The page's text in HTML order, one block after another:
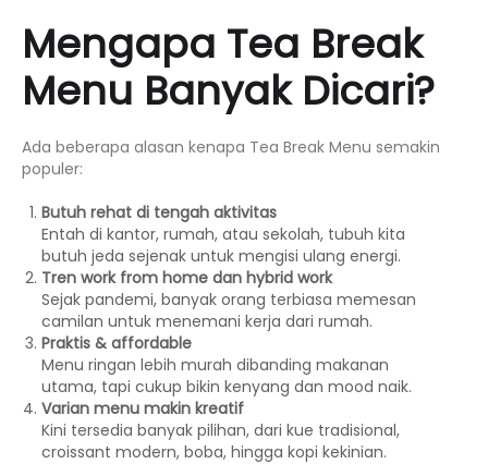
Mengapa Tea Break
Menu Banyak Dicari?
Ada beberapa alasan kenapa Tea Break Menu semakin
populer:
Butuh rehat di tengah aktivitas
Entah di kantor, rumah, atau sekolah, tubuh kita
butuh jeda sejenak untuk mengisi ulang energi.
Tren work from home dan hybrid work
Sejak pandemi, banyak orang terbiasa memesan
camilan untuk menemani kerja dari rumah.
Praktis & affordable
Menu ringan lebih murah dibanding makanan
utama, tapi cukup bikin kenyang dan mood naik.
Varian menu makin kreatif
Kini tersedia banyak pilihan, dari kue tradisional,
croissant modern, boba, hingga kopi kekinian.